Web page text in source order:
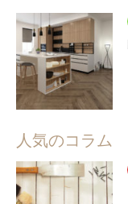
人気のコラム